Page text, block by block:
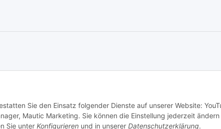
Sie den Einsatz folgender Dienste auf unserer Website:
Mautic Marketing. Sie können die Einstellung jederzeit
Sie unter Konfigurieren und in unserer Datenschutzerklärung.
des Herstellers (kurz UVP).
aus Haßfurt. Wir führen die Brands Haibike, Cube, Ghost, LIV, Simplon